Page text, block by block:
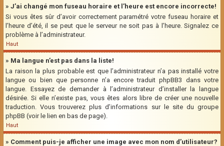
» J’ai changé mon fuseau horaire et l’heure est encore incorrecte!
Si vous êtes sûr d’avoir correctement paramétré votre fuseau horaire et
l’heure d’été, il se peut que le serveur ne soit pas à l’heure. Signalez ce
problème à l’administrateur.
Haut
» Ma langue n’est pas dans la liste!
La raison la plus probable est que l’administrateur n’a pas installé votre
langue ou bien que personne n’a encore traduit phpBB3 dans votre
langue. Essayez de demander à l’administrateur d’installer la langue
désirée. Si elle n’existe pas, vous êtes alors libre de créer une nouvelle
traduction. Vous trouverez plus d’informations sur le site du groupe
phpBB (voir le lien en bas de page).
Haut
» Comment puis-je afficher une image avec mon nom d’utilisateur?